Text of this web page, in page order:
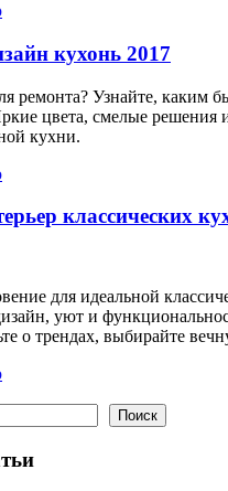
кухонь 2017
ремонта? Узнайте, каким
цвета, смелые решения
кухни.
классических
для идеальной
уют и
о трендах, выбирайте
Поиск